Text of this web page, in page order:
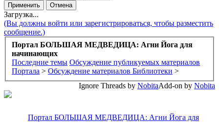
Загрузка...
(Вы должны войти или зарегистрироваться, чтобы разместить
сообщение.)
Портал БОЛЬШАЯ МЕДВЕДИЦА: Агни Йога для
начинающих
Последние темы Обсуждение публикуемых материалов
Портала > Обсуждение материалов Библиотеки >
Add-on by Nobita
Ignore Threads by Nobita